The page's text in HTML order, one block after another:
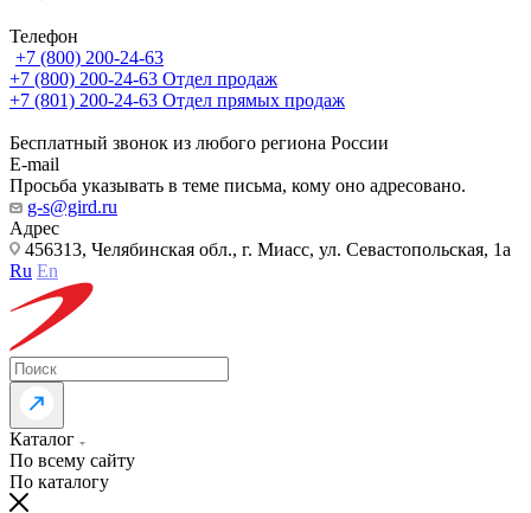
Телефон
+7 (800) 200-24-63
+7 (800) 200-24-63 Отдел продаж
+7 (801) 200-24-63 Отдел прямых продаж
Бесплатный звонок из любого региона России
E-mail
Просьба указывать в теме письма, кому оно адресовано.
g-s@gird.ru
Адрес
456313, Челябинская обл., г. Миасс, ул. Севастопольская, 1а
Ru En
Каталог
По всему сайту
По каталогу